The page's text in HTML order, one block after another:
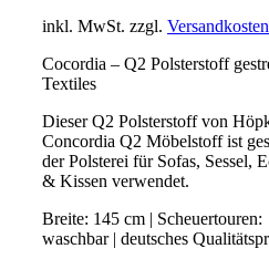
inkl. MwSt. zzgl. Versandkosten
Cocordia – Q2 Polsterstoff
Textiles
Dieser Q2 Polsterstoff von
Concordia Q2 Möbelstoff ist
der Polsterei für Sofas, Sessel,
& Kissen verwendet.
Breite: 145 cm |
waschbar | deutsches